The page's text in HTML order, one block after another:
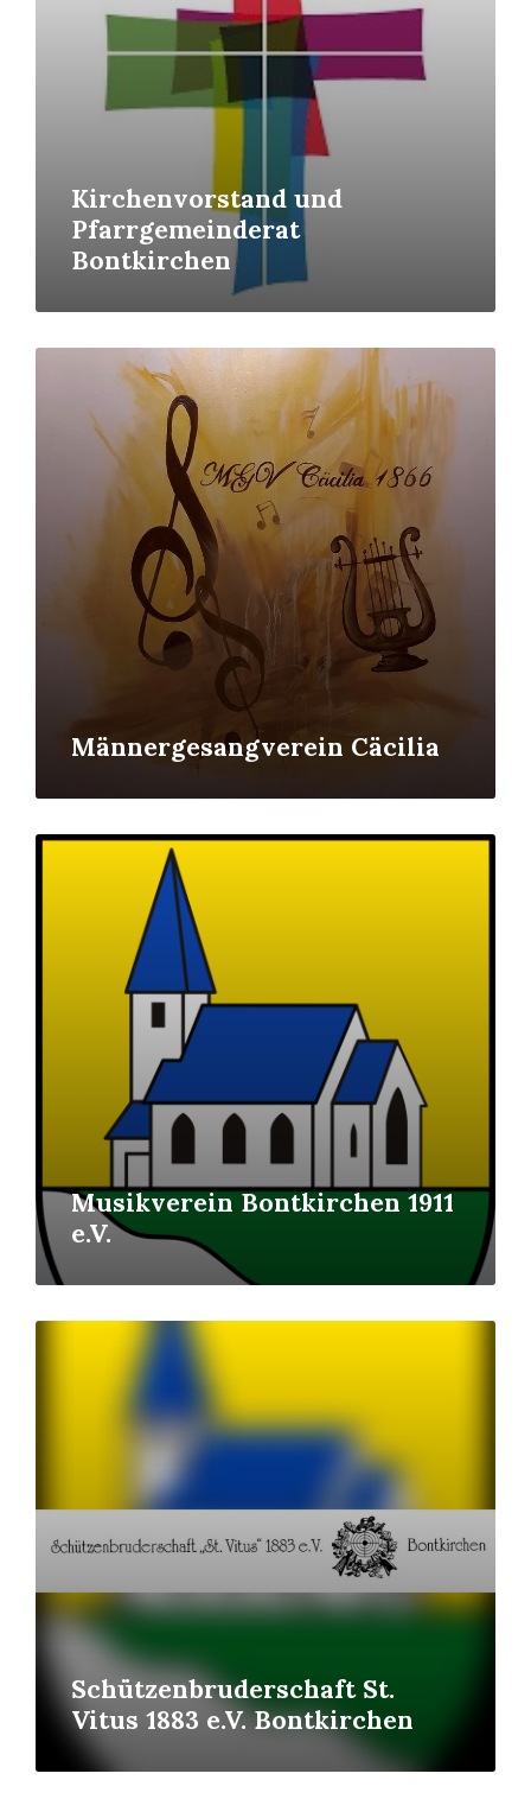
Kirchenvorstand und
Pfarrgemeinderat
Bontkirchen
Männergesangverein Cäcilia
Mehr
Musikverein Bontkirchen 1911
e.V.
Mehr
Schützenbruderschaft St.
Vitus 1883 e.V. Bontkirchen
Mehr